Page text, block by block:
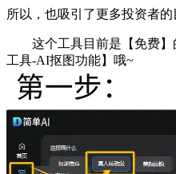
所以，也吸引了更多投资者的
这个工具目前是【免费】
工具-AI抠图功能】哦~